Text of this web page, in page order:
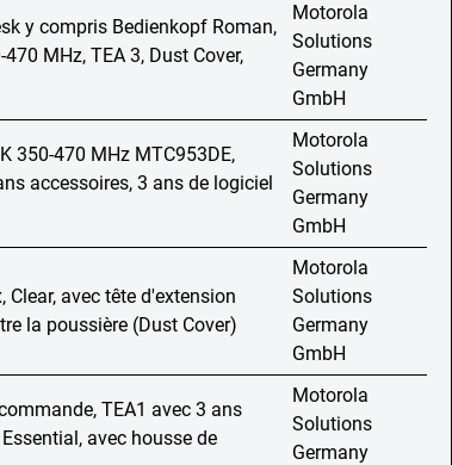
y compris Bedienkopf Roman,
MHz, TEA 3, Dust Cover,
Motorola
Solutions
Germany
GmbH
350-470 MHz MTC953DE,
accessoires, 3 ans de logiciel
Motorola
Solutions
Germany
GmbH
avec tête d'extension
la poussière (Dust Cover)
Motorola
Solutions
Germany
GmbH
TEA1 avec 3 ans
avec housse de
Motorola
Solutions
Germany